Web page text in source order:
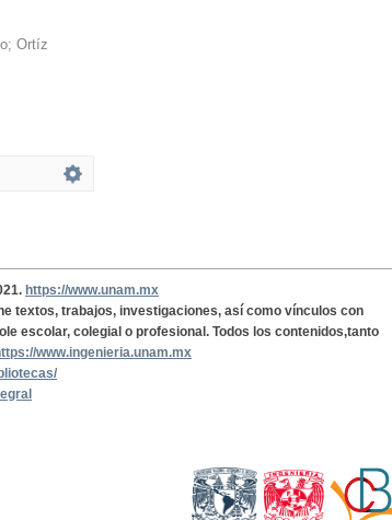
; Ortíz
https://www.unam.mx
textos, trabajos, investigaciones, así como vínculos con
escolar, colegial o profesional. Todos los contenidos,tanto
www.ingenieria.unam.mx